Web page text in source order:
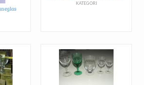
KATEGORI